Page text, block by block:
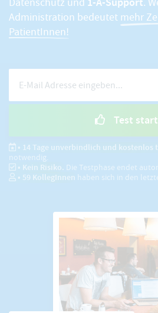
Datenschutz und
.
Administration bedeutet mehr
PatientInnen!
Test
• 14 Tage unverbindlich und kostenlos
notwendig.
• Kein Risiko. Die Testphase endet
• 59 KollegInnen haben sich in den